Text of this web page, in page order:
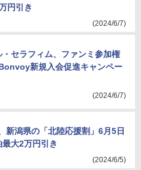
円引き
(2024/6/7)
セラフィム、ファンミ参加権
新規入会促進キャンペー
(2024/6/7)
新潟県の「北陸応援割」6月5日
大2万円引き
(2024/6/5)